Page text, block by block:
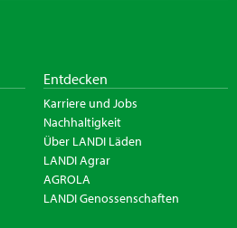
Entdecken
Karriere und Jobs
Nachhaltigkeit
Über LANDI Läden
LANDI Agrar
AGROLA
LANDI Genossenschaften